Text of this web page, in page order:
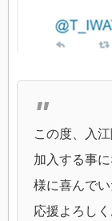
この度、入
加入する事
様に喜んで
応援よろしく